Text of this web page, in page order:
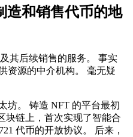
造和销售代币的地
其后续销售的服务。 事实
资源的中介机构。 毫无疑
坊。 铸造 NFT 的平台最初
块链上，首次实现了智能合
代币的开放协议。 后来，